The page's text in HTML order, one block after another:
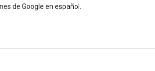
de Google en español.